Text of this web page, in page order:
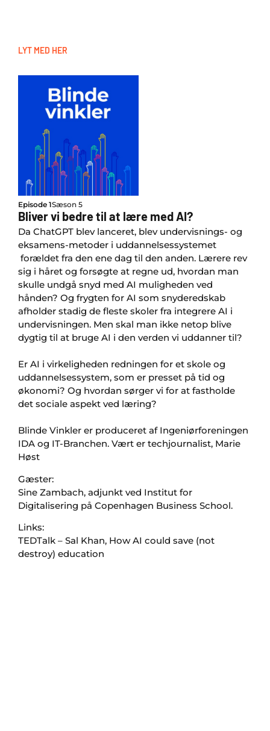
LYT MED HER
Episode 1Sæson 5
Bliver vi bedre til at lære med AI?
Da ChatGPT blev lanceret, blev undervisnings- og
eksamens-metoder i uddannelsessystemet
forældet fra den ene dag til den anden. Lærere rev
sig i håret og forsøgte at regne ud, hvordan man
skulle undgå snyd med AI muligheden ved
hånden? Og frygten for AI som snyderedskab
afholder stadig de fleste skoler fra integrere AI i
undervisningen. Men skal man ikke netop blive
dygtig til at bruge AI i den verden vi uddanner til?
Er AI i virkeligheden redningen for et skole og
uddannelsessystem, som er presset på tid og
økonomi? Og hvordan sørger vi for at fastholde
det sociale aspekt ved læring?
Blinde Vinkler er produceret af Ingeniørforeningen
IDA og IT-Branchen. Vært er techjournalist, Marie
Høst
Gæster:
Sine Zambach, adjunkt ved Institut for
Digitalisering på Copenhagen Business School.
Links:
TEDTalk – Sal Khan, How AI could save (not
destroy) education